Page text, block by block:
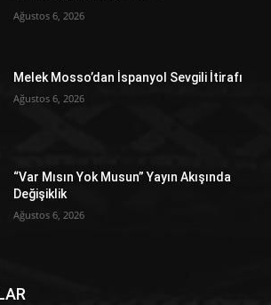
Ağustos 6, 2026
Melek Mosso’dan İspanyol Sevgili İtirafı
Ağustos 6, 2026
“Var Mısın Yok Musun” Yayın Akışında
Değişiklik
Ağustos 6, 2026